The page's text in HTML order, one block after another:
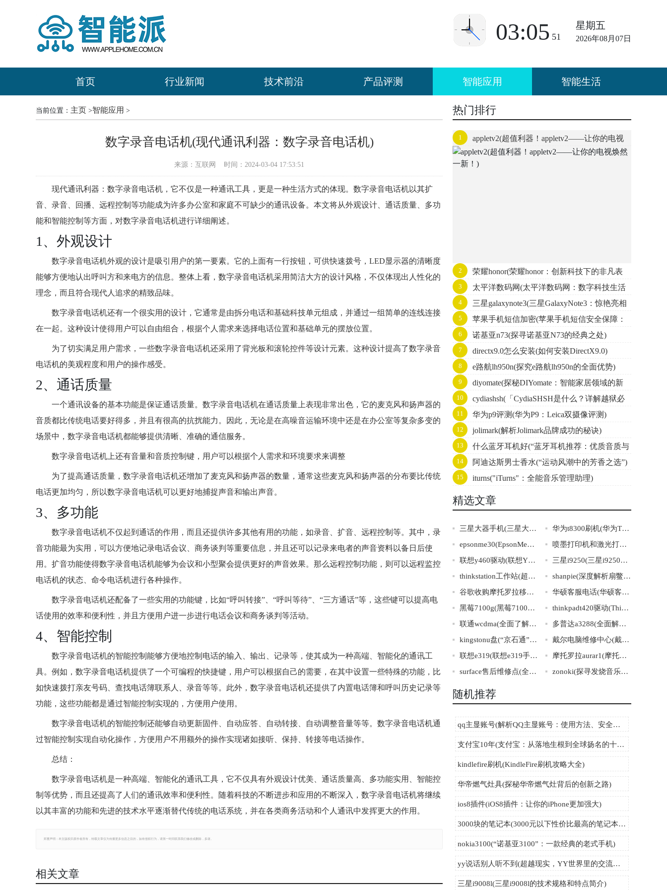
星期五
2026年08月07日
03:05 51
首页 行业新闻 技术前沿 产品评测 智能应用 智能生活
当前位置： 主页 >智能应用 >
数字录音电话机(现代通讯利器：数字录音电话机)
来源：互联网 时间：2024-03-04 17:53:51
现代通讯利器：数字录音电话机，它不仅是一种通讯工具，更是一种生活方式的体现。数字录音电话机以其扩
音、录音、回播、远程控制等功能成为许多办公室和家庭不可缺少的通讯设备。本文将从外观设计、通话质量、多功
能和智能控制等方面，对数字录音电话机进行详细阐述。
1、外观设计
数字录音电话机外观的设计是吸引用户的第一要素。它的上面有一行按钮，可供快速拨号，LED显示器的清晰度
能够方便地认出呼叫方和来电方的信息。整体上看，数字录音电话机采用简洁大方的设计风格，不仅体现出人性化的
理念，而且符合现代人追求的精致品味。
数字录音电话机还有一个很实用的设计，它通常是由拆分电话和基础科技单元组成，并通过一组简单的连线连接
在一起。这种设计使得用户可以自由组合，根据个人需求来选择电话位置和基础单元的摆放位置。
为了切实满足用户需求，一些数字录音电话机还采用了背光板和滚轮控件等设计元素。这种设计提高了数字录音
电话机的美观程度和用户的操作感受。
2、通话质量
一个通讯设备的基本功能是保证通话质量。数字录音电话机在通话质量上表现非常出色，它的麦克风和扬声器的
音质都比传统电话要好得多，并且有很高的抗扰能力。因此，无论是在高噪音运输环境中还是在办公室等复杂多变的
场景中，数字录音电话机都能够提供清晰、准确的通信服务。
数字录音电话机上还有音量和音质控制键，用户可以根据个人需求和环境要求来调整
为了提高通话质量，数字录音电话机还增加了麦克风和扬声器的数量，通常这些麦克风和扬声器的分布要比传统
电话更加均匀，所以数字录音电话机可以更好地捕捉声音和输出声音。
3、多功能
数字录音电话机不仅起到通话的作用，而且还提供许多其他有用的功能，如录音、扩音、远程控制等。其中，录
音功能最为实用，可以方便地记录电话会议、商务谈判等重要信息，并且还可以记录来电者的声音资料以备日后使
用。扩音功能使得数字录音电话机能够为会议和小型聚会提供更好的声音效果。那么远程控制功能，则可以远程监控
电话机的状态、命令电话机进行各种操作。
数字录音电话机还配备了一些实用的功能键，比如“呼叫转接”、“呼叫等待”、“三方通话”等，这些键可以提高电
话使用的效率和便利性，并且方便用户进一步进行电话会议和商务谈判等活动。
4、智能控制
数字录音电话机的智能控制能够方便地控制电话的输入、输出、记录等，使其成为一种高端、智能化的通讯工
具。例如，数字录音电话机提供了一个可编程的快捷键，用户可以根据自己的需要，在其中设置一些特殊的功能，比
如快速拨打亲友号码、查找电话簿联系人、录音等等。此外，数字录音电话机还提供了内置电话簿和呼叫历史记录等
功能，这些功能都是通过智能控制实现的，方便用户使用。
数字录音电话机的智能控制还能够自动更新固件、自动应答、自动转接、自动调整音量等等。数字录音电话机通
过智能控制实现自动化操作，方便用户不用额外的操作实现诸如接听、保持、转接等电话操作。
总结：
数字录音电话机是一种高端、智能化的通讯工具，它不仅具有外观设计优美、通话质量高、多功能实用、智能控
制等优势，而且还提高了人们的通讯效率和便利性。随着科技的不断进步和应用的不断深入，数字录音电话机将继续
以其丰富的功能和先进的技术水平逐渐替代传统的电话系统，并在各类商务活动和个人通讯中发挥更大的作用。
郑重声明：本文版权归原作者所有，转载文章仅为传播更多信息之目的，如有侵权行为，请第一时间联系我们修改或删除，多谢。
相关文章
热门排行
1
appletv2(超值利器！appletv2——让你的电视
焕然一新！)
2
荣耀honor(荣耀honor：创新科技下的非凡表
现)
3
太平洋数码网(太平洋数码网：数字科技生活
指南)
4
三星galaxynote3(三星GalaxyNote3：惊艳亮相
的全方位智能手机)
5
苹果手机短信加密(苹果手机短信安全保障：
加密机制探析)
6 诺基亚n73(探寻诺基亚N73的经典之处)
7 directx9.0怎么安装(如何安装DirectX9.0)
8 e路航lh950n(探究e路航lh950n的全面优势)
9
diyomate(探秘DIYomate：智能家居领域的新
宠)
10
cydiashsh(「CydiaSHSH是什么？详解越狱必
备工具」)
11 华为p9评测(华为P9：Leica双摄像评测)
12 jolimark(解析Jolimark品牌成功的秘诀)
13
什么蓝牙耳机好(“蓝牙耳机推荐：优质音质与
佩戴舒适的精选推荐”)
14 阿迪达斯男士香水(“运动风潮中的芳香之选”)
15 iturns("iTurns"：全能音乐管理助理)
精选文章
三星大器手机(三星大器手机：超越你想象的智慧生活选择)
华为t8300刷机(华为T8300刷机详解及注意事项)
epsonme30(EpsonMe30:打印速度快，效果绝佳的经济型打印机)
喷墨打印机和激光打印机的区别(喷墨打印机VS激光打印机：谁更胜一筹？)
联想y460驱动(联想Y460最新驱动下载)
三星i9250(三星i9250：畅快体验智能生活)
thinkstation工作站(超强性能，ThinkStation工作站带您飞！)
shanpie(深度解析扇鳖鳍的结构与生态特征)
谷歌收购摩托罗拉移动(谷歌收购摩托罗拉移动的资讯)
华硕客服电话(华硕客服电话查询与联系方式大全分享)
黑莓7100g(黑莓7100g：一款实用的商务智能手机)
thinkpadt420驱动(ThinkPadT420驱动下载及安装指南)
联通wcdma(全面了解联通WCDMA网络的特点与应用场景)
多普达a3288(全面解析多普达a3288技术特点)
kingstonu盘(“京石通”：探秘KingstonU盘在中国市场的战略发展之路)
戴尔电脑维修中心(戴尔电脑维修中心：全面专业的维修服务)
联想e319(联想e319手机详细配置及价格推荐)
摩托罗拉aurar1(摩托罗拉最新款奢华手机：AuraR1)
surface售后维修点(全国surface售后维修点查询，免费上门维修服务！)
zonoki(探寻发烧音乐新风向：zonoki带你享受高保真无线音质)
随机推荐
qq主显账号(解析QQ主显账号：使用方法、安全性与注意事项)
支付宝10年(支付宝：从落地生根到全球扬名的十年华章)
kindlefire刷机(KindleFire刷机攻略大全)
华帝燃气灶具(探秘华帝燃气灶背后的创新之路)
ios8插件(iOS8插件：让你的iPhone更加强大)
3000块的笔记本(3000元以下性价比最高的笔记本推荐)
nokia3100(“诺基亚3100”：一款经典的老式手机)
yy说话别人听不到(超越现实，YY世界里的交流之道)
三星i9008l(三星i9008l的技术规格和特点简介)